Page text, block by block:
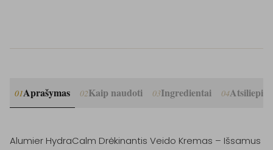
01Aprašymas 02Kaip naudoti 03Ingredientai 04
Alumier HydraCalm Drėkinantis Veido Kremas – Išsamus